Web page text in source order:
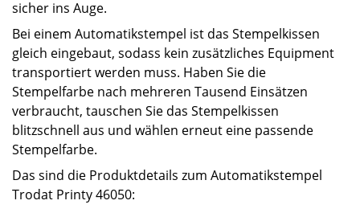
sicher ins Auge.
Bei einem Automatikstempel ist das Stempelkissen
gleich eingebaut, sodass kein zusätzliches Equipment
transportiert werden muss. Haben Sie die
Stempelfarbe nach mehreren Tausend Einsätzen
verbraucht, tauschen Sie das Stempelkissen
blitzschnell aus und wählen erneut eine passende
Stempelfarbe.
Das sind die Produktdetails zum Automatikstempel
Trodat Printy 46050: